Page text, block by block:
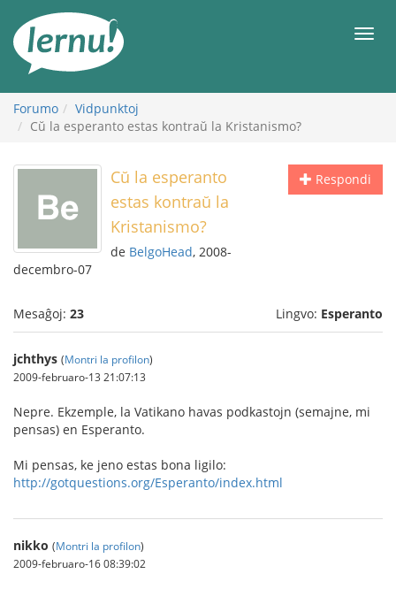
enhavo
Forumo
Vidpunktoj
Cŭ la esperanto estas kontraŭ la Kristanismo?
Respondi
Cŭ la esperanto
estas kontraŭ la
Kristanismo?
de BelgoHead, 2008-
decembro-07
Mesaĝoj: 23 Lingvo: Esperanto
jchthys (Montri la profilon)
2009-februaro-13 21:07:13
Nepre. Ekzemple, la Vatikano havas podkastojn (semajne, mi
pensas) en Esperanto.
Mi pensas, ke jeno estas bona ligilo:
http://gotquestions.org/Esperanto/index.html
nikko (Montri la profilon)
2009-februaro-16 08:39:02